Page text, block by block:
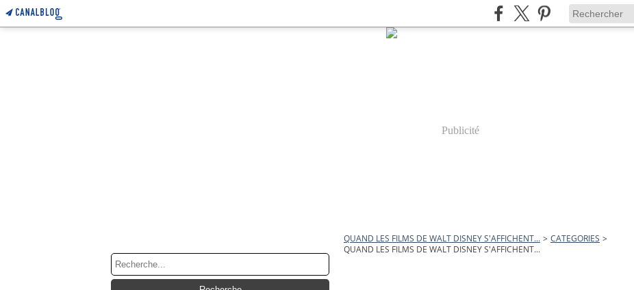
Publicité
QUAND LES FILMS DE WALT DISNEY S'AFFICHENT... > CATEGORIES >
QUAND LES FILMS DE WALT DISNEY S'AFFICHENT...